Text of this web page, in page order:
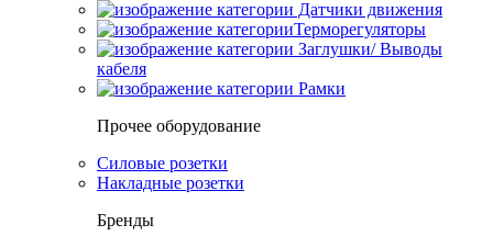
Датчики движения
Терморегуляторы
Заглушки/ Выводы
кабеля
Рамки
Прочее оборудование
Силовые розетки
Накладные розетки
Бренды